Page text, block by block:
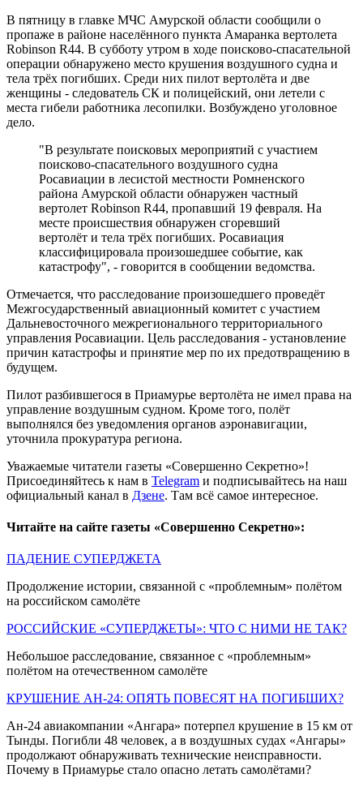
В пятницу в главке МЧС Амурской области сообщили о
пропаже в районе населённого пункта Амаранка вертолета
Robinson R44. В субботу утром в ходе поисково-спасательной
операции обнаружено место крушения воздушного судна и
тела трёх погибших. Среди них пилот вертолёта и две
женщины - следователь СК и полицейский, они летели с
места гибели работника лесопилки. Возбуждено уголовное
дело.
"В результате поисковых мероприятий с участием
поисково-спасательного воздушного судна
Росавиации в лесистой местности Ромненского
района Амурской области обнаружен частный
вертолет Robinson R44, пропавший 19 февраля. На
месте происшествия обнаружен сгоревший
вертолёт и тела трёх погибших. Росавиация
классифицировала произошедшее событие, как
катастрофу", - говорится в сообщении ведомства.
Отмечается, что расследование произошедшего проведёт
Межгосударственный авиационный комитет с участием
Дальневосточного межрегионального территориального
управления Росавиации. Цель расследования - установление
причин катастрофы и принятие мер по их предотвращению в
будущем.
Пилот разбившегося в Приамурье вертолёта не имел права на
управление воздушным судном. Кроме того, полёт
выполнялся без уведомления органов аэронавигации,
уточнила прокуратура региона.
Уважаемые читатели газеты «Совершенно Секретно»!
Присоединяйтесь к нам в Telegram и подписывайтесь на наш
официальный канал в Дзене. Там всё самое интересное.
Читайте на сайте газеты «Совершенно Секретно»:
ПАДЕНИЕ СУПЕРДЖЕТА
Продолжение истории, связанной с «проблемным» полётом
на российском самолёте
РОССИЙСКИЕ «СУПЕРДЖЕТЫ»: ЧТО С НИМИ НЕ ТАК?
Небольшое расследование, связанное с «проблемным»
полётом на отечественном самолёте
КРУШЕНИЕ АН-24: ОПЯТЬ ПОВЕСЯТ НА ПОГИБШИХ?
Ан-24 авиакомпании «Ангара» потерпел крушение в 15 км от
Тынды. Погибли 48 человек, а в воздушных судах «Ангары»
продолжают обнаруживать технические неисправности.
Почему в Приамурье стало опасно летать самолётами?